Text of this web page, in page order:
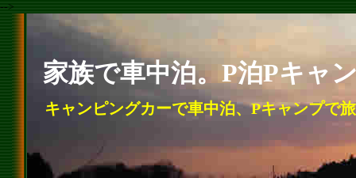
-->
家族で車中泊。P泊Pキャ
キャンピングカーで車中泊、Pキャンプで